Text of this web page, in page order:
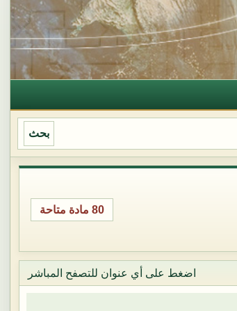
بحث
80 مادة متاحة
اضغط على أي عنوان للتصفح المباشر